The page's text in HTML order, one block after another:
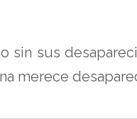
sin sus
merece